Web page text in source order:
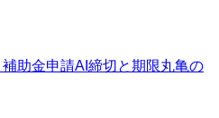
補助金申請AI 締切と期限丸亀の